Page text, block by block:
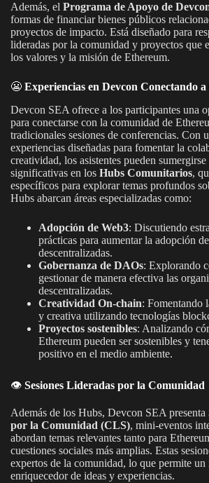
Además, el Programa de Apoyo de
formas de financiar bienes públicos
proyectos de impacto. Está diseñado para
lideradas por la comunidad y proyectos que
los valores y la misión de Ethereum.
😬 Experiencias en Devcon Conectando
Devcon SEA ofrece a los participantes una
para conectarse con la comunidad de
tradicionales sesiones de conferencias. Con
experiencias diseñadas para fomentar la
creatividad, los asistentes pueden
significativas en los Hubs Comunitarios,
específicos para explorar temas profundos
Hubs abarcan áreas especializadas como:
Adopción de Web3: Discutiendo
prácticas para aumentar la adopción
descentralizadas.
Gobernanza de DAOs: Explorando
gestionar de manera efectiva las
descentralizadas.
Creatividad On-chain: Fomentando
y creativa utilizando tecnologías
Proyectos sostenibles: Analizando
Ethereum pueden ser sostenibles y
positivo en el medio ambiente.
👁️ Sesiones Lideradas por la Comunidad
Además de los Hubs, Devcon SEA presenta
por la Comunidad (CLS), mini-eventos
abordan temas relevantes tanto para
cuestiones sociales más amplias. Estas
expertos de la comunidad, lo que permite
enriquecedor de ideas y experiencias.